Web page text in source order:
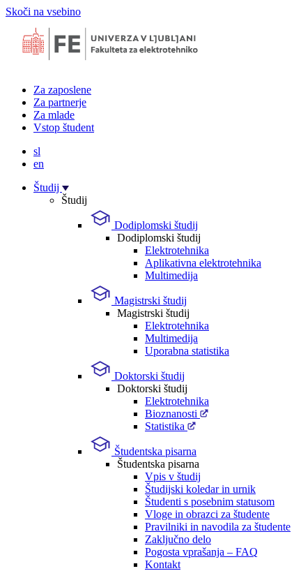
Skoči na vsebino
Za zaposlene
Za partnerje
Za mlade
Vstop študent
sl
en
Študij
Študij
Dodiplomski študij
Dodiplomski študij
Elektrotehnika
Aplikativna elektrotehnika
Multimedija
Magistrski študij
Magistrski študij
Elektrotehnika
Multimedija
Uporabna statistika
Doktorski študij
Doktorski študij
Elektrotehnika
Bioznanosti
Statistika
Študentska pisarna
Študentska pisarna
Vpis v študij
Študijski koledar in urnik
Študenti s posebnim statusom
Vloge in obrazci za študente
Pravilniki in navodila za študente
Zaključno delo
Pogosta vprašanja – FAQ
Kontakt